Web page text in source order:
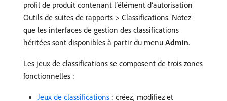
profil de produit contenant l’élément d’autorisation
Outils de suites de rapports > Classifications. Notez
que les interfaces de gestion des classifications
héritées sont disponibles à partir du menu Admin.
Les jeux de classifications se composent de trois zones
fonctionnelles :
Jeux de classifications : créez, modifiez et